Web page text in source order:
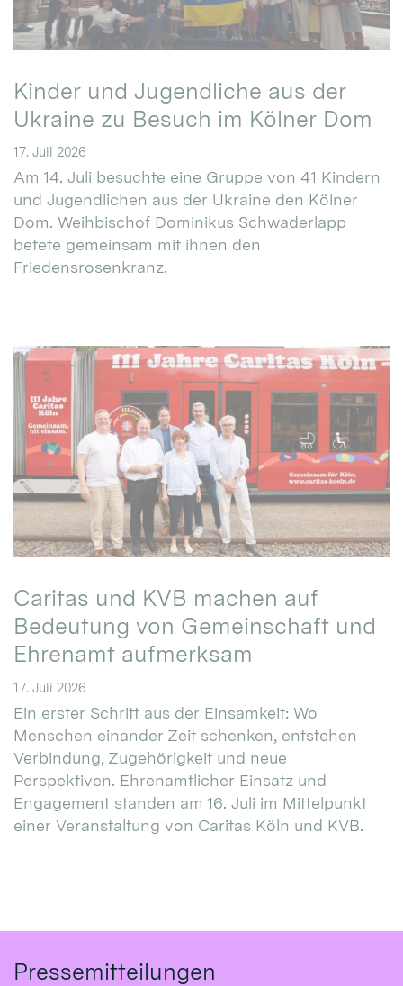
Kinder und Jugendliche aus der
Ukraine zu Besuch im Kölner Dom
17. Juli 2026
Am 14. Juli besuchte eine Gruppe von 41 Kindern
und Jugendlichen aus der Ukraine den Kölner
Dom. Weihbischof Dominikus Schwaderlapp
betete gemeinsam mit ihnen den
Friedensrosenkranz.
Caritas und KVB machen auf
Bedeutung von Gemeinschaft und
Ehrenamt aufmerksam
17. Juli 2026
Ein erster Schritt aus der Einsamkeit: Wo
Menschen einander Zeit schenken, entstehen
Verbindung, Zugehörigkeit und neue
Perspektiven. Ehrenamtlicher Einsatz und
Engagement standen am 16. Juli im Mittelpunkt
einer Veranstaltung von Caritas Köln und KVB.
Pressemitteilungen